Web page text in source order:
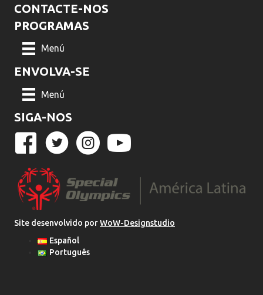
CONTACTE-NOS
PROGRAMAS
Menú
ENVOLVA-SE
Menú
SIGA-NOS
Site desenvolvido porWoW-Designstudio
Español
Português